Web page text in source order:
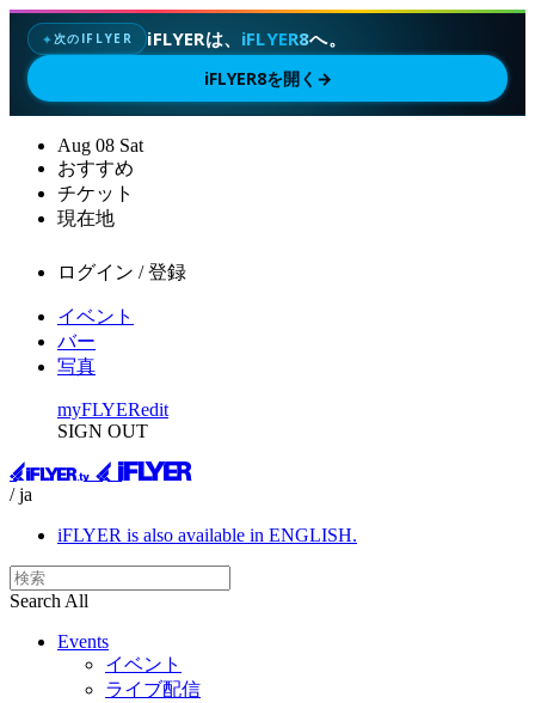
✦次のIFLYER iFLYERは、 iFLYER8へ。
iFLYER8を開く →
Aug 08 Sat
おすすめ
チケット
現在地
ログイン / 登録
イベント
バー
写真
myFLYERedit
SIGN OUT
/ ja
iFLYER is also available in ENGLISH.
Search All
Events
イベント
ライブ配信